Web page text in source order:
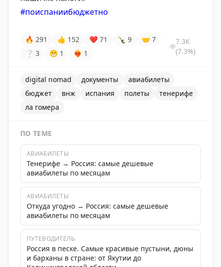
#поиспаниибюджетно
🔥 291 👍 152 ❤ 71 🍾 9 🤝 7
❔ 3 😁 1 ❤‍🔥 1
7.3K
(7.3%)
digital nomad документы
авиабилеты
бюджет
внж испания полеты
тенерифе
ла гомера
ПО ТЕМЕ
АВИАБИЛЕТЫ
Тенерифе → Россия: самые дешевые
авиабилеты по месяцам
АВИАБИЛЕТЫ
Откуда угодно → Россия: самые дешевые
авиабилеты по месяцам
ПУТЕВОДИТЕЛЬ
Россия в песке. Самые красивые пустыни, дюны
и барханы в стране: от Якутии до